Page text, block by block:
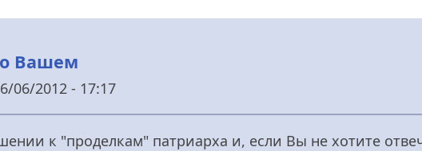
Вашем
06/2012 - 17:17
к "проделкам" патриарха и, если Вы не хотите